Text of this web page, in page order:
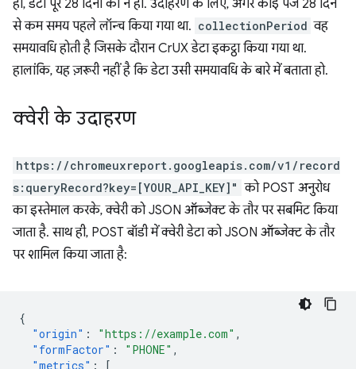
ही, डेटा पूरे 28 दिनों का न हो. उदाहरण के लिए, अगर कोई पेज 28 दिन
से कम समय पहले लॉन्च किया गया था. collectionPeriod वह
समयावधि होती है जिसके दौरान CrUX डेटा इकट्ठा किया गया था.
हालांकि, यह ज़रूरी नहीं है कि डेटा उसी समयावधि के बारे में बताता हो.
क्वेरी के उदाहरण
https://chromeuxreport.googleapis.com/v1/record
s:queryRecord?key=[YOUR_API_KEY]" को POST अनुरोध
का इस्तेमाल करके, क्वेरी को JSON ऑब्जेक्ट के तौर पर सबमिट किया
जाता है. साथ ही, POST बॉडी में क्वेरी डेटा को JSON ऑब्जेक्ट के तौर
पर शामिल किया जाता है:
{
"origin" : "https://example.com" ,
"formFactor" : "PHONE" ,
"metrics" :
[